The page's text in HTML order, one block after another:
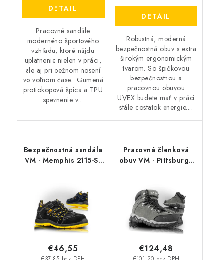
DETAIL
Pracovné sandále
moderného športového
vzhľadu, ktoré nájdu
uplatnenie nielen v práci,
ale aj pri bežnom nosení
vo voľnom čase. Gumená
protiokopová špica a TPU
spevnenie v...
DETAIL
Robustná, moderná
bezpečnostná obuv s extra
širokým ergonomickým
tvarom. So špičkovou
bezpečnostnou a
pracovnou obuvou
UVEX budete mať v práci
stále dostatok energie....
Bezpečnostná sandála
VM - Memphis 2115-S1
€46,55
Pracovná členková
obuv VM - Pittsburgh
€124,48